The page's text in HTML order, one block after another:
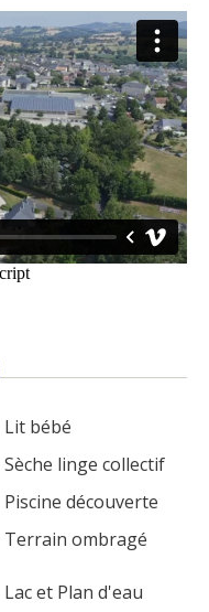
Lit bébé
Sèche linge collectif
Piscine découverte
Terrain ombragé
Lac et Plan d'eau